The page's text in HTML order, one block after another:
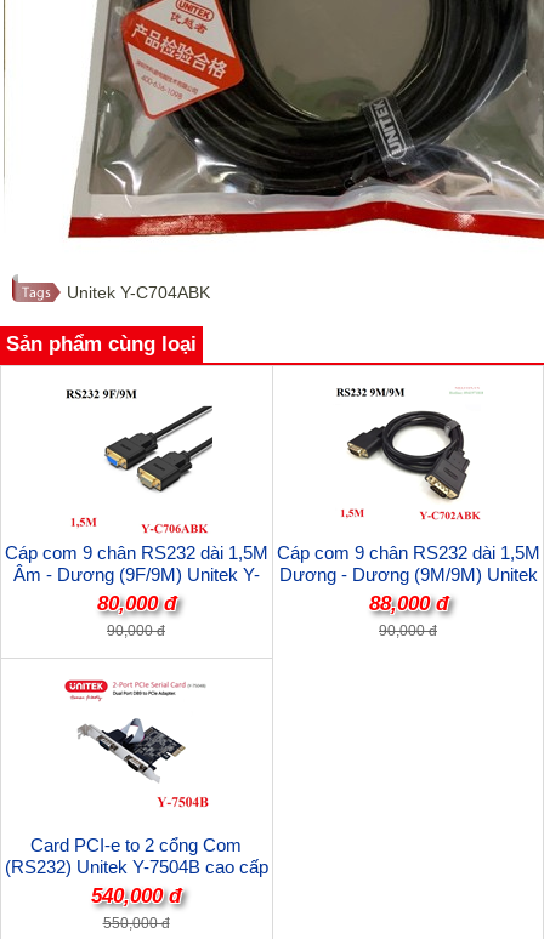
Unitek Y-C704ABK
Sản phẩm cùng loại
Cáp com 9 chân RS232 dài 1,5M
Âm - Dương (9F/9M) Unitek Y-
C706ABK cao cấp
80,000 đ
90,000 đ
Cáp com 9 chân RS232 dài 1,5M
Dương - Dương (9M/9M) Unitek
Y-C702ABK cao cấp
88,000 đ
90,000 đ
Card PCI-e to 2 cổng Com
(RS232) Unitek Y-7504B cao cấp
540,000 đ
550,000 đ